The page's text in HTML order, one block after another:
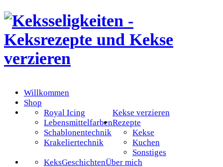
Willkommen
Shop
Kekse verzieren
Royal Icing
Lebensmittelfarben
Schablonentechnik
Krakeliertechnik
Rezepte
Kekse
Kuchen
Sonstiges
Über mich
KeksGeschichten